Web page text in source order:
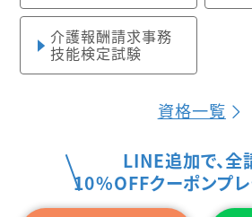
介護報酬請求事務
技能検定試験
資格一覧
LINE追加で、全
10%OFFクーポンプレ